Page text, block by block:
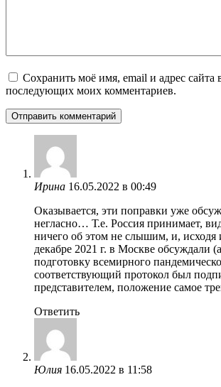
Сохранить моё имя, email и адрес сайта
последующих моих комментариев.
Ирина 16.05.2022 в 00:49
Оказывается, эти поправки уже
негласно… Т.е. Россия принимает,
ничего об этом не слышим, и, исходя
декабре 2021 г. в Москве
подготовку всемирного
соответствующий протокол был
представителем, положение самое
Ответить
Юлия 16.05.2022 в 11:58